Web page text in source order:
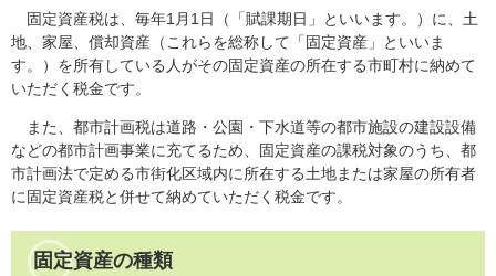
固定資産税は、毎年1月1日（「賦課期日」といいます。）に、土
地、家屋、償却資産（これらを総称して「固定資産」といいま
す。）を所有している人がその固定資産の所在する市町村に納めて
いただく税金です。
また、都市計画税は道路・公園・下水道等の都市施設の建設設備
などの都市計画事業に充てるため、固定資産の課税対象のうち、都
市計画法で定める市街化区域内に所在する土地または家屋の所有者
に固定資産税と併せて納めていただく税金です。
固定資産の種類